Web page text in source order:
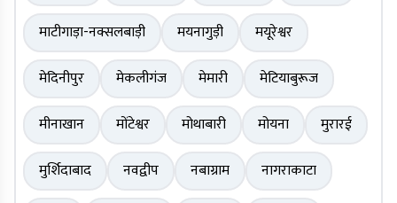
माटीगाड़ा-नक्सलबाड़ी
मयनागुड़ी
मयूरेश्वर
मेदिनीपुर
मेकलीगंज मेमारी
मेटियाबुरूज
मीनाखान
मोंटेश्वर मोथाबारी मोयना
मुरारई
मुर्शिदाबाद
नवद्वीप नबाग्राम नागराकाटा